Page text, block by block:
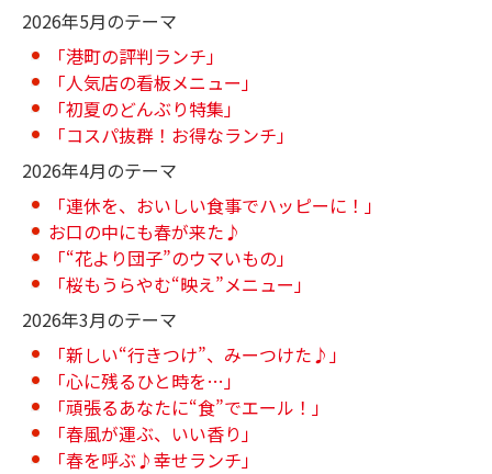
2026年5月のテーマ
「港町の評判ランチ」
「人気店の看板メニュー」
「初夏のどんぶり特集」
「コスパ抜群！お得なランチ」
2026年4月のテーマ
「連休を、おいしい食事でハッピーに！」
お口の中にも春が来た♪
「“花より団子”のウマいもの」
「桜もうらやむ“映え”メニュー」
2026年3月のテーマ
「新しい“行きつけ”、みーつけた♪」
「心に残るひと時を…」
「頑張るあなたに“食”でエール！」
「春風が運ぶ、いい香り」
「春を呼ぶ♪幸せランチ」